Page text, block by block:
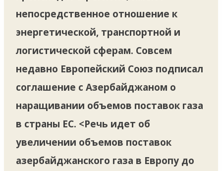
непосредственное отношение к
энергетической, транспортной и
логистической сферам. Совсем
недавно Европейский Союз подписал
соглашение с Азербайджаном о
наращивании объемов поставок газа
в страны ЕС. <Речь идет об
увеличении объемов поставок
азербайджанского газа в Европу до